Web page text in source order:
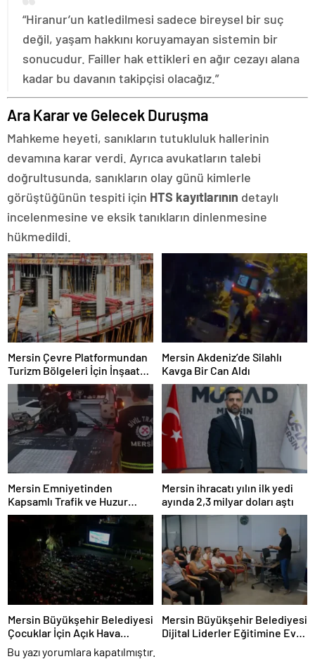
“Hiranur’un katledilmesi sadece bireysel bir suç
değil, yaşam hakkını koruyamayan sistemin bir
sonucudur. Failler hak ettikleri en ağır cezayı alana
kadar bu davanın takipçisi olacağız.”
Ara Karar ve Gelecek Duruşma
Mahkeme heyeti, sanıkların tutukluluk hallerinin
devamına karar verdi. Ayrıca avukatların talebi
doğrultusunda, sanıkların olay günü kimlerle
görüştüğünün tespiti için HTS kayıtlarının detaylı
incelenmesine ve eksik tanıkların dinlenmesine
hükmedildi.
Mersin Çevre Platformundan
Turizm Bölgeleri İçin İnşaat
Yasağı Çağrısı
Mersin Akdeniz’de Silahlı
Kavga Bir Can Aldı
Mersin Emniyetinden
Kapsamlı Trafik ve Huzur
Denetimi
Mersin ihracatı yılın ilk yedi
ayında 2,3 milyar doları aştı
Mersin Büyükşehir Belediyesi
Çocuklar İçin Açık Hava
Sineması Kurdu
Mersin Büyükşehir Belediyesi
Dijital Liderler Eğitimine Ev
Bu yazı yorumlara kapatılmıştır.